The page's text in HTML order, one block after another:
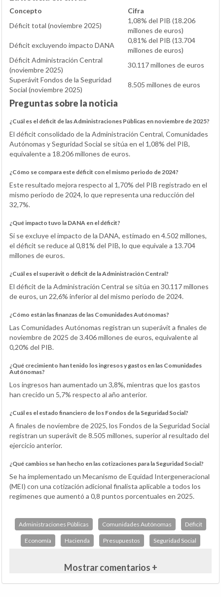
Concepto
Cifra
Déficit total (noviembre 2025)
1,08% del PIB (18.206
millones de euros)
Déficit excluyendo impacto DANA
0,81% del PIB (13.704
millones de euros)
Déficit Administración Central
(noviembre 2025)
30.117 millones de euros
Superávit Fondos de la Seguridad
Social (noviembre 2025)
8.505 millones de euros
Preguntas sobre la noticia
¿Cuál es el déficit de las Administraciones Públicas en noviembre de 2025?
El déficit consolidado de la Administración Central, Comunidades
Autónomas y Seguridad Social se sitúa en el 1,08% del PIB,
equivalente a 18.206 millones de euros.
¿Cómo se compara este déficit con el mismo periodo de 2024?
Este resultado mejora respecto al 1,70% del PIB registrado en el
mismo periodo de 2024, lo que representa una reducción del
32,7%.
¿Qué impacto tuvo la DANA en el déficit?
Si se excluye el impacto de la DANA, estimado en 4.502 millones,
el déficit se reduce al 0,81% del PIB, lo que equivale a 13.704
millones de euros.
¿Cuál es el superávit o déficit de la Administración Central?
El déficit de la Administración Central se sitúa en 30.117 millones
de euros, un 22,6% inferior al del mismo periodo de 2024.
¿Cómo están las finanzas de las Comunidades Autónomas?
Las Comunidades Autónomas registran un superávit a finales de
noviembre de 2025 de 3.406 millones de euros, equivalente al
0,20% del PIB.
¿Qué crecimiento han tenido los ingresos y gastos en las Comunidades
Autónomas?
Los ingresos han aumentado un 3,8%, mientras que los gastos
han crecido un 5,7% respecto al año anterior.
¿Cuál es el estado financiero de los Fondos de la Seguridad Social?
A finales de noviembre de 2025, los Fondos de la Seguridad Social
registran un superávit de 8.505 millones, superior al resultado del
ejercicio anterior.
¿Qué cambios se han hecho en las cotizaciones para la Seguridad Social?
Se ha implementado un Mecanismo de Equidad Intergeneracional
(MEI) con una cotización adicional finalista aplicable a todos los
regímenes que aumentó a 0,8 puntos porcentuales en 2025.
Administraciones Públicas Comunidades Autónomas Déficit
Economía Hacienda Presupuestos Seguridad Social
Mostrar comentarios +